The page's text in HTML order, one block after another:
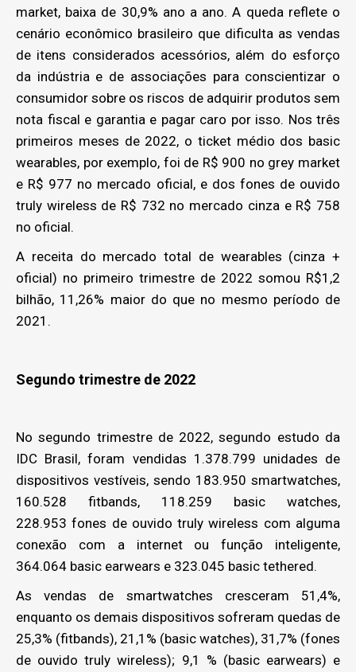
market, baixa de 30,9% ano a ano. A queda reflete o
cenário econômico brasileiro que dificulta as vendas
de itens considerados acessórios, além do esforço
da indústria e de associações para conscientizar o
consumidor sobre os riscos de adquirir produtos sem
nota fiscal e garantia e pagar caro por isso. Nos três
primeiros meses de 2022, o ticket médio dos basic
wearables, por exemplo, foi de R$ 900 no grey market
e R$ 977 no mercado oficial, e dos fones de ouvido
truly wireless de R$ 732 no mercado cinza e R$ 758
no oficial.
A receita do mercado total de wearables (cinza +
oficial) no primeiro trimestre de 2022 somou R$1,2
bilhão, 11,26% maior do que no mesmo período de
2021.
Segundo trimestre de 2022
No segundo trimestre de 2022, segundo estudo da
IDC Brasil, foram vendidas 1.378.799 unidades de
dispositivos vestíveis, sendo 183.950 smartwatches,
160.528
fitbands, 118.259 basic watches,
228.953 fones de ouvido truly wireless com alguma
conexão com a internet ou função inteligente,
364.064 basic earwears e 323.045 basic tethered.
As vendas de smartwatches cresceram 51,4%,
enquanto os demais dispositivos sofreram quedas de
25,3% (fitbands), 21,1% (basic watches), 31,7% (fones
de ouvido truly wireless); 9,1 % (basic earwears) e